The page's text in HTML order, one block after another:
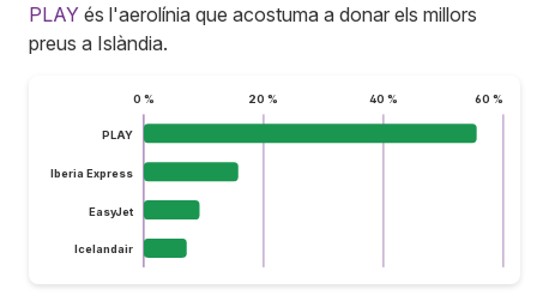
PLAY és l'aerolínia que acostuma a donar els millors
preus a Islàndia.
0 % 20 % 40 % 60 %
PLAY
Iberia Express
EasyJet
Icelandair